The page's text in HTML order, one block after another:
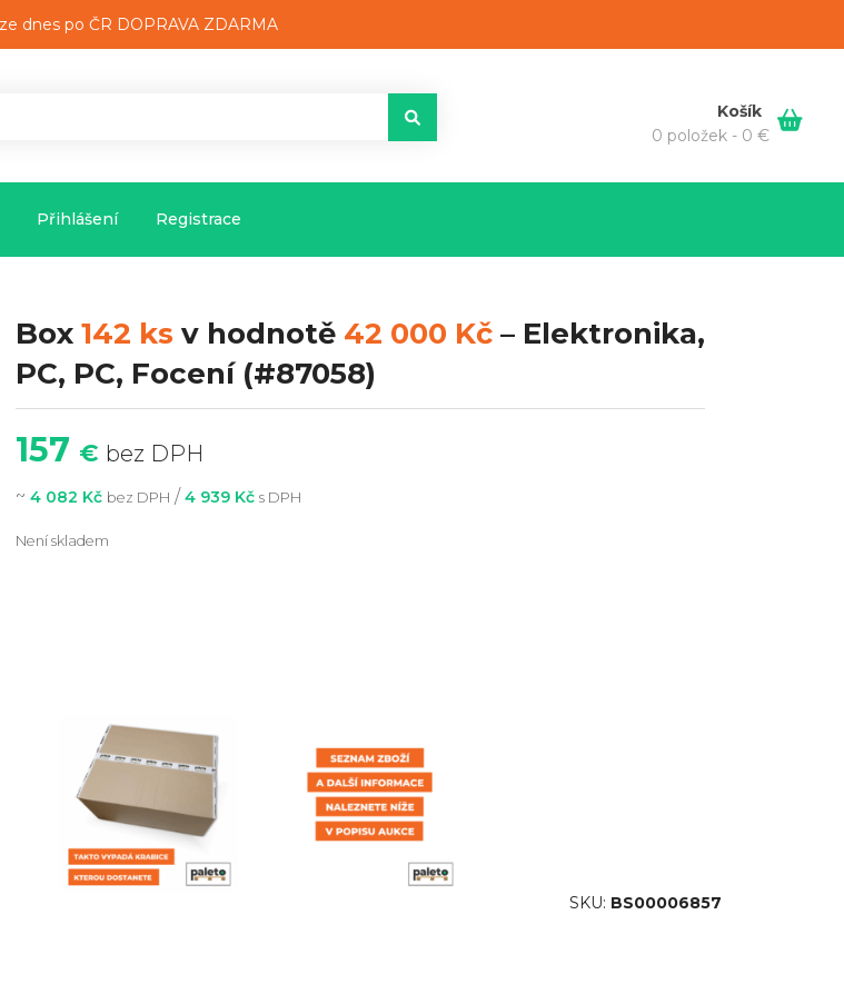
dnes po ČR DOPRAVA ZDARMA
Košík
0 položek - 0 €
Přihlášení Registrace
SKU: BS00006857
Box 142 ks v hodnotě 42 000 Kč– Elektronika,
PC, PC, Focení(#87058)
157 € bez DPH
~ 4 082 Kč bez DPH / 4 939 Kč s DPH
Není skladem